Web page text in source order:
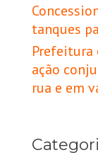
tanques
ação
rua e em